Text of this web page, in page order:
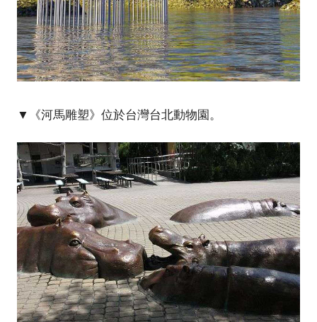
▼《河馬雕塑》位於台灣台北動物園。